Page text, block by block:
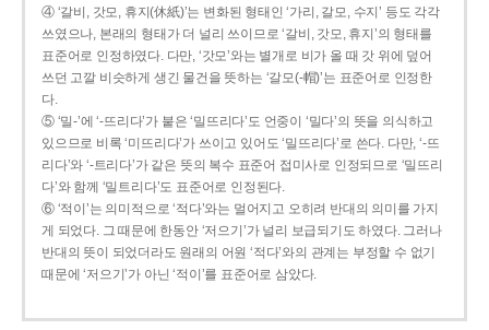
④ ‘갈비, 갓모, 휴지(休紙)’는 변화된 형태인 ‘가리, 갈모, 수지’ 등도 각각
쓰였으나, 본래의 형태가 더 널리 쓰이므로 ‘갈비, 갓모, 휴지’의 형태를
표준어로 인정하였다. 다만, ‘갓모’와는 별개로 비가 올 때 갓 위에 덮어
쓰던 고깔 비슷하게 생긴 물건을 뜻하는 ‘갈모(-帽)’는 표준어로 인정한
다.
⑤ ‘밀-’에 ‘-뜨리다’가 붙은 ‘밀뜨리다’도 언중이 ‘밀다’의 뜻을 의식하고
있으므로 비록 ‘미뜨리다’가 쓰이고 있어도 ‘밀뜨리다’로 쓴다. 다만, ‘-뜨
리다’와 ‘-트리다’가 같은 뜻의 복수 표준어 접미사로 인정되므로 ‘밀뜨리
다’와 함께 ‘밀트리다’도 표준어로 인정된다.
⑥ ‘적이’는 의미적으로 ‘적다’와는 멀어지고 오히려 반대의 의미를 가지
게 되었다. 그 때문에 한동안 ‘저으기’가 널리 보급되기도 하였다. 그러나
반대의 뜻이 되었더라도 원래의 어원 ‘적다’와의 관계는 부정할 수 없기
때문에 ‘저으기’가 아닌 ‘적이’를 표준어로 삼았다.